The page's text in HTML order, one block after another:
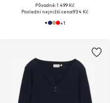
Původně: 1 499 Kč
Poslední nejnižší cena:934 Kč
+1